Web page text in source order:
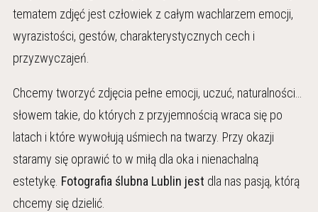
tematem zdjęć jest człowiek z całym wachlarzem emocji,
wyrazistości, gestów, charakterystycznych cech i
przyzwyczajeń.
Chcemy tworzyć zdjęcia pełne emocji, uczuć, naturalności…
słowem takie, do których z przyjemnością wraca się po
latach i które wywołują uśmiech na twarzy. Przy okazji
staramy się oprawić to w miłą dla oka i nienachalną
estetykę. Fotografia ślubna Lublin jest dla nas pasją, którą
chcemy się dzielić.